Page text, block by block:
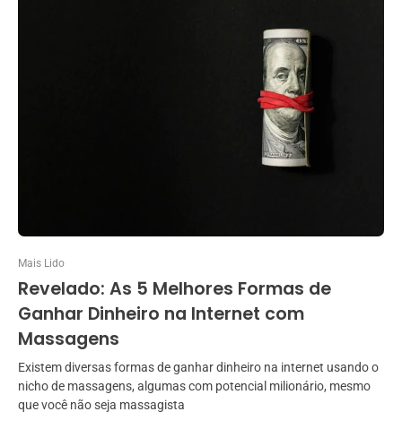
Mais Lido
Revelado: As 5 Melhores Formas de
Ganhar Dinheiro na Internet com
Massagens
Existem diversas formas de ganhar dinheiro na internet usando o
nicho de massagens, algumas com potencial milionário, mesmo
que você não seja massagista